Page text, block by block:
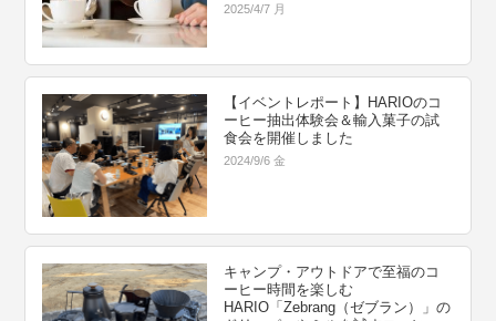
2025/4/7 月
【イベントレポート】HARIOのコ
ーヒー抽出体験会＆輸入菓子の試
食会を開催しました
2024/9/6 金
キャンプ・アウトドアで至福のコ
ーヒー時間を楽しむ
HARIO「Zebrang（ゼブラン）」の